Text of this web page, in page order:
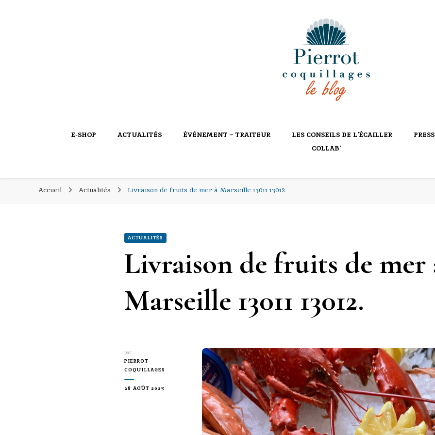
PIERROT COQUILLAGES
E-SHOP ACTUALITÉS ÉVÉNEMENT – TRAITEUR LES CONSEILS DE L’ÉCAILLER
COLLAB’
Accueil Actualités Livraison de fruits de mer à Marseille 13011 13012.
ACTUALITÉS
Livraison de fruits de mer
Marseille 13011 13012.
par
PIERROT
COQUILLAGES
28 AOÛT 2025